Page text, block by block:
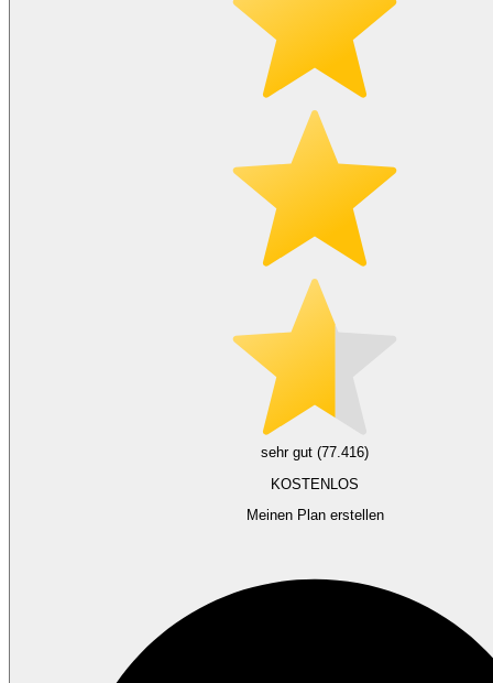
sehr gut (77.416)
KOSTENLOS
Meinen Plan erstellen